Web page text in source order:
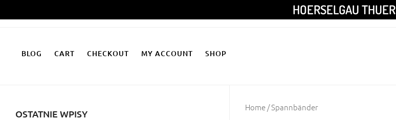
Inhalt
HOERSELGAU THUER
BLOG CART CHECKOUT MY ACCOUNT SHOP
Home/ Spannbänder
OSTATNIE WPISY